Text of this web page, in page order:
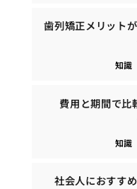
歯列矯正メリット
知識
費用と期間で比
知識
社会人におすす